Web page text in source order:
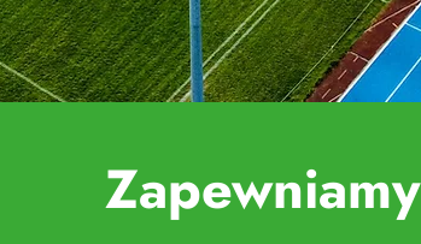
Zapewniamy